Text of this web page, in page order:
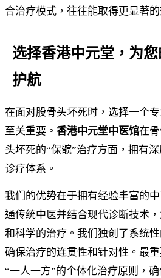
合治疗模式，往往能取得更显著的
选择香港中元堂，为
护航
在面对股骨头坏死时，选择一个
至关重要。 香港中元堂中医馆在
头坏死的“保髋”治疗方面，拥有
诊疗体系。
我们的优势在于拥有经验丰富的
通传统中医并结合现代诊断技术
和科学的治疗。我们独创了系统性
确保治疗的连贯性和针对性。最
“一人一方”的个体化治疗原则，